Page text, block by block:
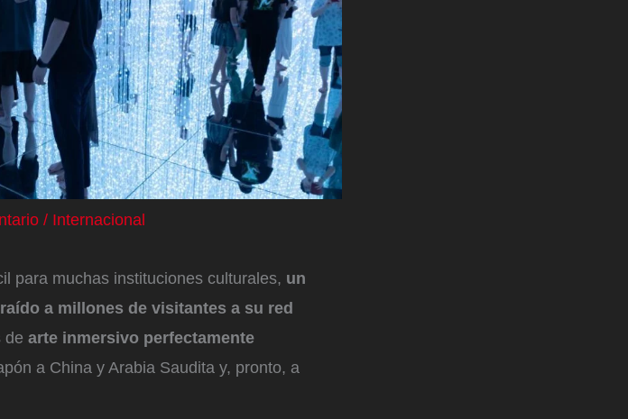
/ Internacional
para muchas instituciones culturales, un
a millones de visitantes a su red
de arte inmersivo perfectamente
a China y Arabia Saudita y, pronto, a